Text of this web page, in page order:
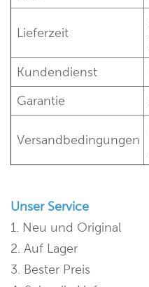
Lieferzeit
Kundendienst
Garantie
Versandbedingungen
Unser Service
1. Neu und Original
2. Auf Lager
3. Bester Preis